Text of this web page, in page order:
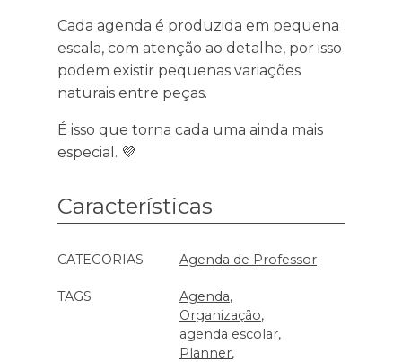
Cada agenda é produzida em pequena
escala, com atenção ao detalhe, por isso
podem existir pequenas variações
naturais entre peças.
É isso que torna cada uma ainda mais
especial. 💜
Características
Características
CATEGORIAS Agenda de Professor
TAGS
Agenda
Organização
agenda escolar
Planner